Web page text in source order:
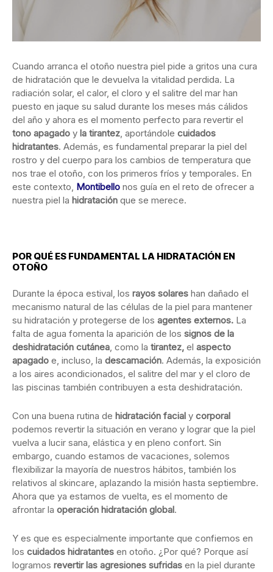
Cuando arranca el otoño nuestra piel pide a gritos una cura
de hidratación que le devuelva la vitalidad perdida. La
radiación solar, el calor, el cloro y el salitre del mar han
puesto en jaque su salud durante los meses más cálidos
del año y ahora es el momento perfecto para revertir el
tono apagado y la tirantez, aportándole cuidados
hidratantes. Además, es fundamental preparar la piel del
rostro y del cuerpo para los cambios de temperatura que
nos trae el otoño, con los primeros fríos y temporales. En
este contexto, Montibello nos guía en el reto de ofrecer a
nuestra piel la hidratación que se merece.
POR QUÉ ES FUNDAMENTAL LA HIDRATACIÓN EN
OTOÑO
Durante la época estival, los rayos solares han dañado el
mecanismo natural de las células de la piel para mantener
su hidratación y protegerse de los agentes externos. La
falta de agua fomenta la aparición de los signos de la
deshidratación cutánea, como la tirantez, el aspecto
apagado e, incluso, la descamación. Además, la exposición
a los aires acondicionados, el salitre del mar y el cloro de
las piscinas también contribuyen a esta deshidratación.
Con una buena rutina de hidratación facial y corporal
podemos revertir la situación en verano y lograr que la piel
vuelva a lucir sana, elástica y en pleno confort. Sin
embargo, cuando estamos de vacaciones, solemos
flexibilizar la mayoría de nuestros hábitos, también los
relativos al skincare, aplazando la misión hasta septiembre.
Ahora que ya estamos de vuelta, es el momento de
afrontar la operación hidratación global.
Y es que es especialmente importante que confiemos en
los cuidados hidratantes en otoño. ¿Por qué? Porque así
logramos revertir las agresiones sufridas en la piel durante